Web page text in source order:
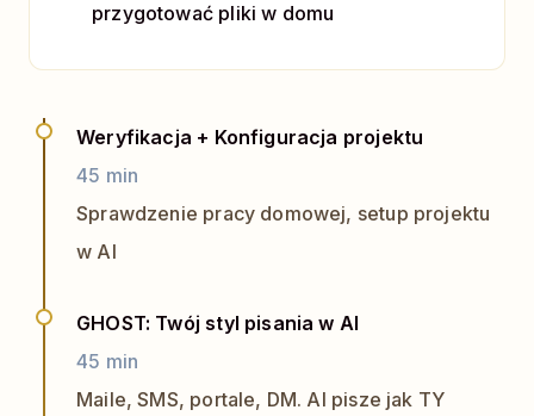
przygotować pliki w domu
Weryfikacja + Konfiguracja projektu
45 min
Sprawdzenie pracy domowej, setup projektu
w AI
GHOST: Twój styl pisania w AI
45 min
Maile, SMS, portale, DM. AI pisze jak TY